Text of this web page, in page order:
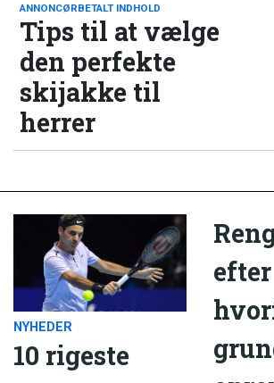
ANNONCØRBETALT INDHOLD
Tips til at vælge
den perfekte
skijakke til
herrer
NYHEDER
10 rigeste